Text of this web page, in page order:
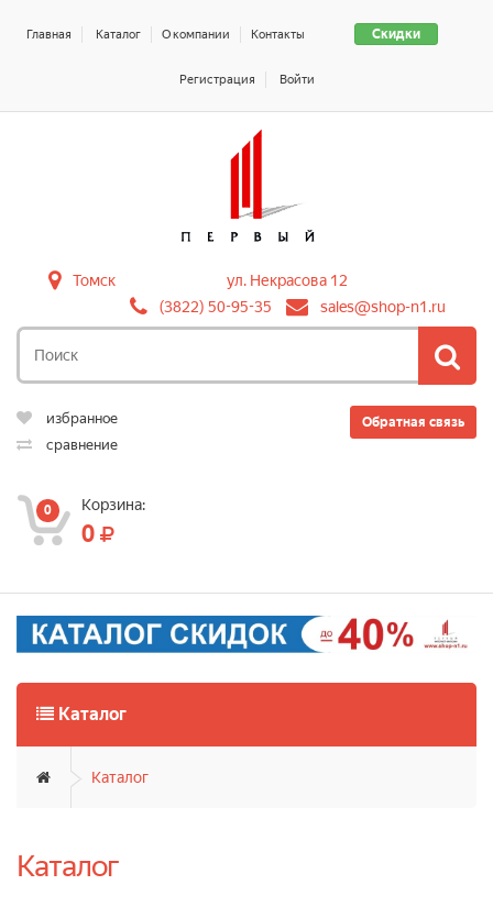
Скидки
Главная Каталог О компании Контакты
Регистрация Войти
Томск
ул. Некрасова 12
(3822) 50-95-35
sales@shop-n1.ru
Обратная связь
избранное
сравнение
0 Корзина:
0
Каталог
Каталог
Каталог